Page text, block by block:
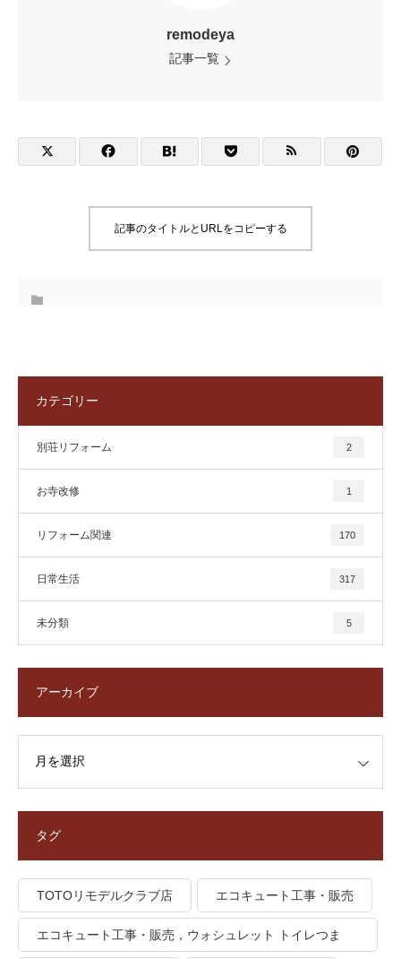
remodeya
記事一覧
記事のタイトルとURLをコピーする
カテゴリー
別荘リフォーム 2
お寺改修 1
リフォーム関連 170
日常生活 317
未分類 5
アーカイブ
タグ
TOTOリモデルクラブ店 エコキュート工事・販売
エコキュート工事・販売，ウォシュレット トイレつま